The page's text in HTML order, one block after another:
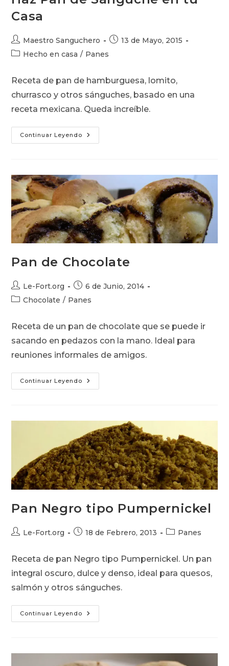
Casa
Autor
de
Maestro Sanguchero
Publicación
13 de Mayo, 2015
Categoría
entrada:
Hecho en casa / Panes
Receta de pan de hamburguesa, lomito,
churrasco y otros sánguches, basado en una
receta mexicana. Queda increíble.
Continuar Leyendo Haz
Pan
Casa
Pan de Chocolate
Autor
de
Le-Fort.org
Publicación
6 de Junio, 2014
Categoría
entrada:
Chocolate / Panes
Receta de un pan de chocolate que se puede ir
sacando en pedazos con la mano. Ideal para
reuniones informales de amigos.
Continuar Leyendo Pan
De
Pan Negro tipo Pumpernickel
Autor
entrada:
Le-Fort.org
Publicación
entrada:
18 de Febrero, 2013
Categoría
entrada:
Panes
Receta de pan Negro tipo Pumpernickel. Un pan
integral oscuro, dulce y denso, ideal para quesos,
salmón y otros sánguches.
Continuar Leyendo Pan
Negro